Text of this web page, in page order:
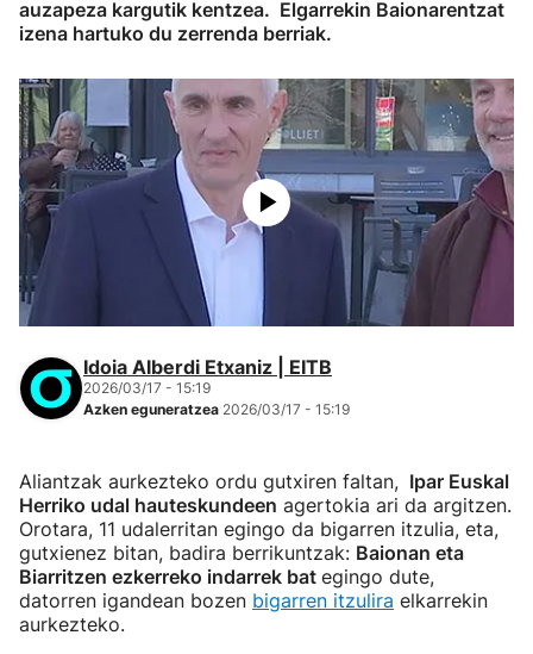
auzapeza kargutik kentzea. Elgarrekin Baionarentzat
izena hartuko du zerrenda berriak.
Idoia Alberdi Etxaniz | EITB
2026/03/17 - 15:19
Azken eguneratzea 2026/03/17 - 15:19
Aliantzak aurkezteko ordu gutxiren faltan, Ipar Euskal
Herriko udal hauteskundeen agertokia ari da argitzen.
Orotara, 11 udalerritan egingo da bigarren itzulia, eta,
gutxienez bitan, badira berrikuntzak: Baionan eta
Biarritzen ezkerreko indarrek bat egingo dute,
datorren igandean bozen bigarren itzulira elkarrekin
aurkezteko.